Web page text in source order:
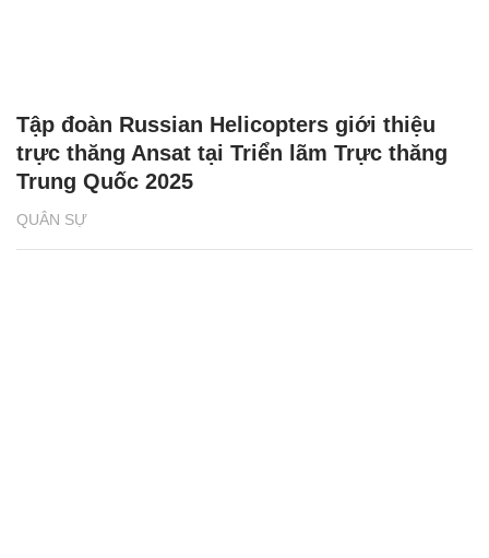
QUÂN SỰ
Tập đoàn Russian Helicopters giới thiệu
trực thăng Ansat tại Triển lãm Trực thăng
Trung Quốc 2025